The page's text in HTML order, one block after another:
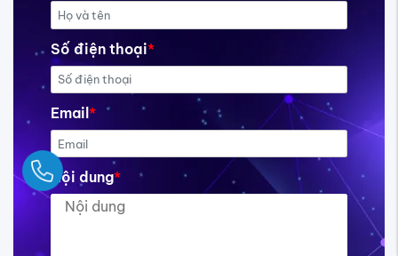
Số điện thoại*
Email *
Nội dung*